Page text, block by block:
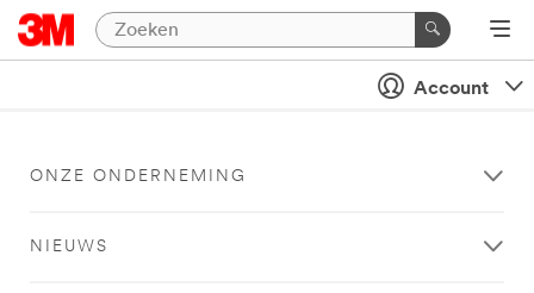
Account
ONZE ONDERNEMING
NIEUWS